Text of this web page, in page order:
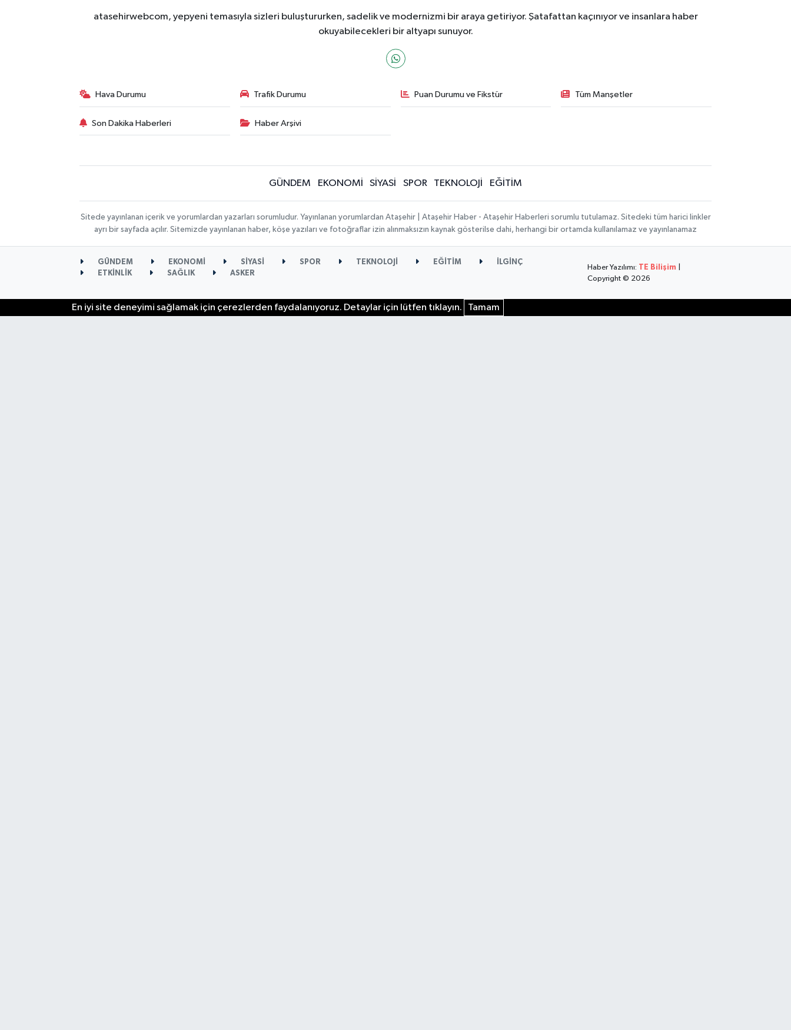
atasehirwebcom, yepyeni temasıyla sizleri buluştururken, sadelik ve modernizmi bir araya getiriyor. Şatafattan kaçınıyor ve insanlara haber
okuyabilecekleri bir altyapı sunuyor.
Hava Durumu Trafik Durumu Puan Durumu ve Fikstür Tüm Manşetler
Son Dakika Haberleri Haber Arşivi
GÜNDEM EKONOMİ SİYASİ SPOR TEKNOLOJİ EĞİTİM
Sitede yayınlanan içerik ve yorumlardan yazarları sorumludur. Yayınlanan yorumlardan Ataşehir | Ataşehir Haber - Ataşehir Haberleri sorumlu tutulamaz. Sitedeki tüm harici linkler
ayrı bir sayfada açılır. Sitemizde yayınlanan haber, köşe yazıları ve fotoğraflar izin alınmaksızın kaynak gösterilse dahi, herhangi bir ortamda kullanılamaz ve yayınlanamaz
GÜNDEM EKONOMİ SİYASİ SPOR TEKNOLOJİ EĞİTİM
İLGİNÇ
ETKİNLİK
SAĞLIK ASKER
Haber Yazılımı: TE Bilişim
Copyright © 2026
En iyi site deneyimi sağlamak için çerezlerden faydalanıyoruz. Detaylar için lütfen tıklayın. Tamam